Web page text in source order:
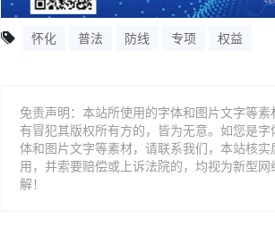
怀化 普法 防线 专项 权益
免责声明：本站所使用的字体和图片文字等
有冒犯其版权所有方的，皆为无意。如您是
体和图片文字等素材，请联系我们，本站核
用，并索要赔偿或上诉法院的，均视为新型
解！